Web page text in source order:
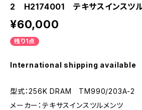
2 H2174001 テキサスインスツ
¥60,000
残り1点
International shipping available
型式：256K DRAM TM990/203A-2
メーカー：テキサスインスツルメンツ